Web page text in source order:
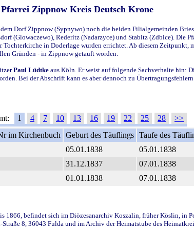
Zippnow Kreis Deutsch Krone
Dorf Zippnow (Sypnywo) noch die beiden Filialgemeinden
(Glowaczewo), Rederitz (Nadarzyce) und Stabitz (Zdbice).
in Doderlage wurden errichtet. Ab diesem Zeitpunkt,
Gründen - in Zippnow getauft worden.
Paul Lüdtke aus Köln. Er weist auf folgende Sachverhalte hin:
Bei der Abschrift kann es aber dennoch zu
1 4 7 10 13 16 19 22 25 28
>>
im Kirchenbuch Geburt des Täuflings Taufe des
05.01.1838 05.01.1838
31.12.1837 07.01.1838
01.01.1838 07.01.1838
1866, befindet sich im Diözesanarchiv Koszalin, früher Köslin,
8, 36043 Fulda und im Archiv der Heimatstube des